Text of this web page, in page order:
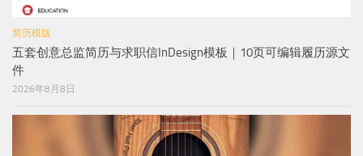
简历模版
五套创意总监简历与求职信InDesign模板｜10页可编辑履历源文
件
2026年8月8日